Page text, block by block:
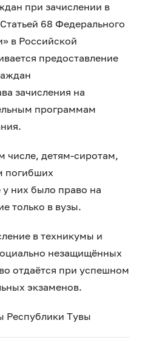
при зачислении в
68 Федерального
в Российской
предоставление
зачисления на
программам
числе, детям-сиротам,
погибших
них было право на
только в вузы.
в техникумы и
незащищённых
отдаётся при успешном
экзаменов.
Республики Тувы